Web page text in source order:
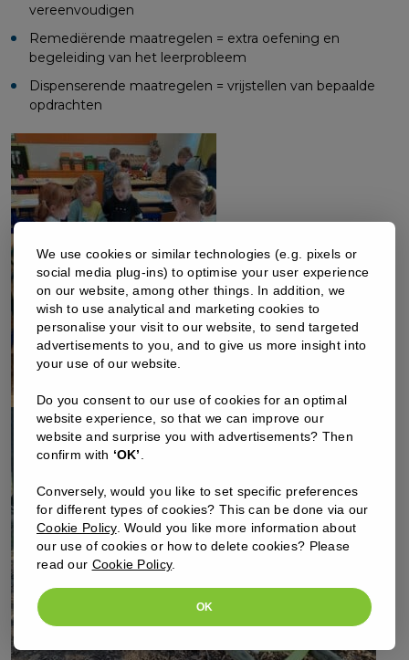
vereenvoudigen
Remediërende maatregelen = extra oefening en
begeleiding van het leerprobleem
Dispenserende maatregelen = vrijstellen van bepaalde
opdrachten
We use cookies or similar technologies (e.g. pixels or
social media plug-ins) to optimise your user experience
on our website, among other things. In addition, we
wish to use analytical and marketing cookies to
personalise your visit to our website, to send targeted
advertisements to you, and to give us more insight into
your use of our website.
Do you consent to our use of cookies for an optimal
website experience, so that we can improve our
website and surprise you with advertisements? Then
confirm with ‘OK’
Conversely, would you like to set specific preferences
for different types of cookies? This can be done via our
Cookie Policy. Would you like more information about
our use of cookies or how to delete cookies? Please
read our Cookie Policy.
OK